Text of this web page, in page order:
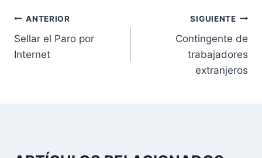
N
a
ANTERIOR
Sellar el Paro por
Internet
SIGUIENTE
Contingente de
trabajadores
extranjeros